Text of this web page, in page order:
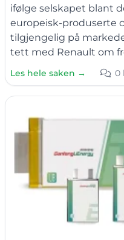
ifølge selskapet blant
europeisk-produserte
tilgjengelig på
tett med Renault om
Les hele saken → 0